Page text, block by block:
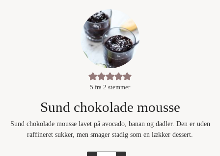
5 fra 2 stemmer
Sund chokolade mousse
Sund chokolade mousse lavet på avocado, banan og dadler. Den er uden
raffineret sukker, men smager stadig som en lækker dessert.